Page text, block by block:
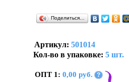
Поделиться…
Артикул: 501014
Кол-во в упаковке: 5 шт.
ОПТ 1: 0,00 руб. ?